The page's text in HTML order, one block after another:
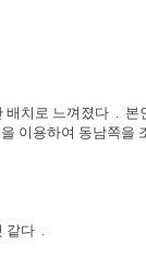
배치로 느껴졌다 . 본
이용하여 동남쪽을
같다 .